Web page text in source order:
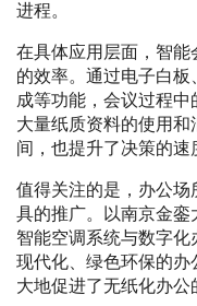
进程。
在具体应用层面，智
的效率。通过电子白
成等功能，会议过程
大量纸质资料的使用
间，也提升了决策的速
值得关注的是，办公场
具的推广。以南京金銮
智能空调系统与数字
现代化、绿色环保的
大地促进了无纸化办公